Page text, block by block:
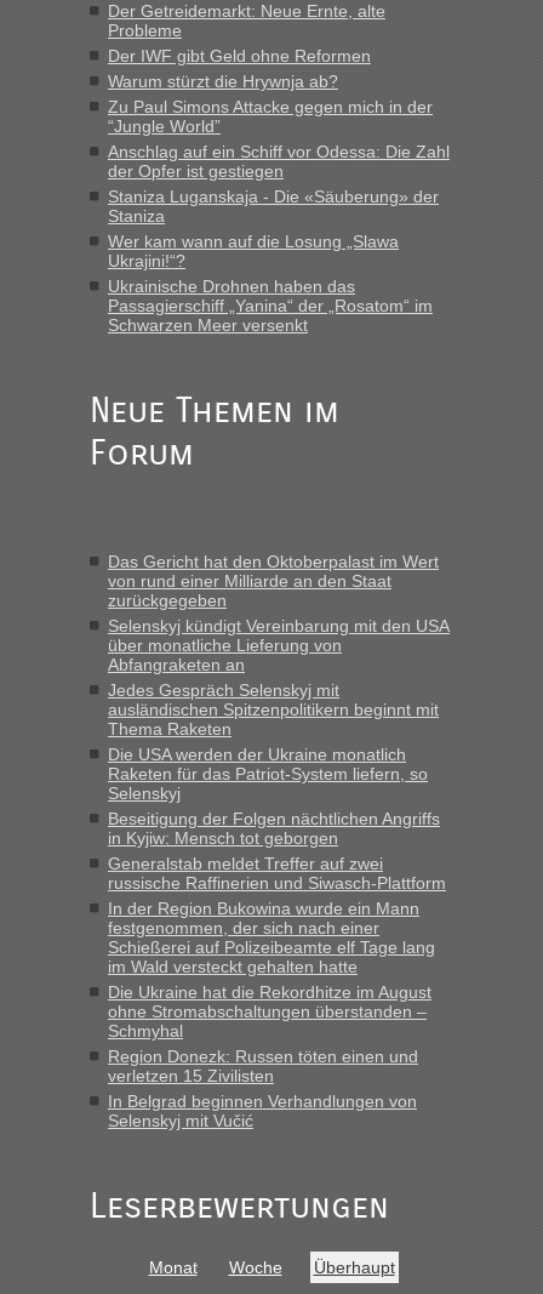
Recht, Visa und Dokumente • Re: Seit
Anfang des Jahres haben die Zollbeamten
Verstöße im Wert von fast 11 Milliarden
aufgedeckt
„Kein Zoll. Du musst an sich nur sagen dass das privat ist
und du nicht damit handeln willst. So lange das nicht
Originalverpackt ist und ersichlich das nicht neu sollte es
keine Probleme geben“
Recht, Visa und Dokumente • Deklaration
gebrauchter Kleidung beim Zoll
„Hallo Leute, ich weiß nicht, ob ich hier richtig bin mit meiner
mitnehmen. Es ist gebrauchte Kleidung...“
Berichte und Reisetipps • Re: An welchem
15.6. in Krakovets rüber. Sehr zeitig los gegen 5 Uhr in der
Früh. Mit sehr sehr wenig Verkehr, super bis zur Grenze. Nur
8 PKW vor der Schranke....“
Berichte und Reisetipps • Re: An welchem
Grenzübergang zwischen Polen und der Ukraine
geht es am schnellsten?
„Gestern 6 Stunden warten vor der Grenze Richtung Polen
in Krakowez mit dem Kleinbus. Abfertigung ging dann
schnell da auch Passagiere mit EU-Pass dabei waren“
Bernd D-UAinBerichte und Reisetipps • Re: An
welchem Grenzübergang zwischen Polen und
der Ukraine geht es am schnellsten?
„Bin am Montag 15.6.26 um 8 Uhr in Urgyniw ausgereist,
das erste Mal an einem Montagmorgen ca. 15 Fahrzeuge
vor mir, bin sonst der Erste oder Zweite, egal, nach ca 20
Minuten wurde dann die nächste Welle...“
Berichte und Reisetipps • Re: An welchem
Grenzübergang zwischen Polen und der Ukraine
geht es am schnellsten?
Montag rüber, versuchen es sehr früh.“
Der Getreidemarkt: Neue Ernte, alte
Probleme
Der IWF gibt Geld ohne Reformen
Warum stürzt die Hrywnja ab?
Zu Paul Simons Attacke gegen mich in der
“Jungle World”
Anschlag auf ein Schiff vor Odessa: Die Zahl
der Opfer ist gestiegen
Staniza Luganskaja - Die «Säuberung» der
Staniza
Wer kam wann auf die Losung „Slawa
Ukrajini!“?
Ukrainische Drohnen haben das
Passagierschiff „Yanina“ der „Rosatom“ im
Schwarzen Meer versenkt
Neue Themen im
Forum
Das Gericht hat den Oktoberpalast im Wert
von rund einer Milliarde an den Staat
zurückgegeben
Selenskyj kündigt Vereinbarung mit den USA
über monatliche Lieferung von
Abfangraketen an
Jedes Gespräch Selenskyj mit
ausländischen Spitzenpolitikern beginnt mit
Thema Raketen
Die USA werden der Ukraine monatlich
Raketen für das Patriot-System liefern, so
Selenskyj
Beseitigung der Folgen nächtlichen Angriffs
in Kyjiw: Mensch tot geborgen
Generalstab meldet Treffer auf zwei
russische Raffinerien und Siwasch-Plattform
In der Region Bukowina wurde ein Mann
festgenommen, der sich nach einer
Schießerei auf Polizeibeamte elf Tage lang
im Wald versteckt gehalten hatte
Die Ukraine hat die Rekordhitze im August
ohne Stromabschaltungen überstanden –
Schmyhal
Region Donezk: Russen töten einen und
verletzen 15 Zivilisten
In Belgrad beginnen Verhandlungen von
Selenskyj mit Vučić
Leserbewertungen
Monat Woche Überhaupt